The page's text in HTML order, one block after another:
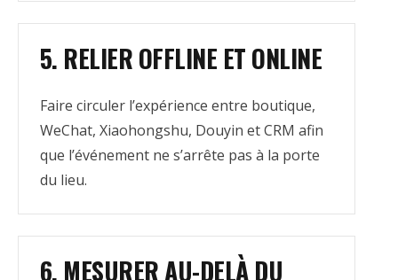
5. RELIER OFFLINE ET ONLINE
Faire circuler l’expérience entre boutique,
WeChat, Xiaohongshu, Douyin et CRM afin
que l’événement ne s’arrête pas à la porte
du lieu.
6. MESURER AU-DELÀ DU